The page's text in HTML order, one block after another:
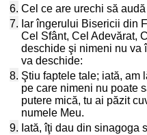
6. Cel ce are urechi să
7. Iar îngerului Bisericii din
Cel Sfânt, Cel Adevărat,
deschide şi nimeni nu va
va deschide:
8. Ştiu faptele tale; iată, am
pe care nimeni nu poate
putere mică, tu ai păzit
numele Meu.
9. Iată, îţi dau din sinagoga